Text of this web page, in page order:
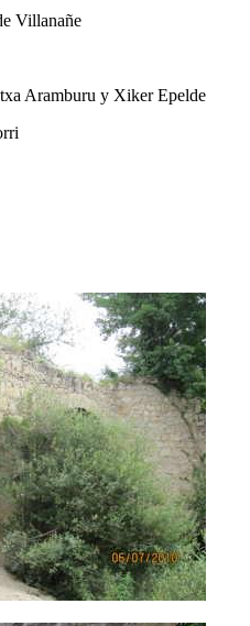
Villanañe
Aramburu y Xiker Epelde